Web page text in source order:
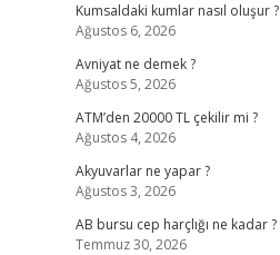
Kumsaldaki kumlar nasıl oluşur ?
Ağustos 6, 2026
Avniyat ne demek ?
Ağustos 5, 2026
ATM’den 20000 TL çekilir mi ?
Ağustos 4, 2026
Akyuvarlar ne yapar ?
Ağustos 3, 2026
AB bursu cep harçlığı ne kadar ?
Temmuz 30, 2026